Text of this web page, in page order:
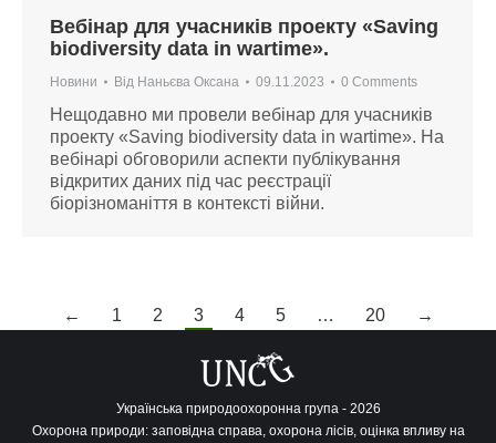
Вебінар для учасників проекту «Saving
biodiversity data in wartime».
Новини Від Наньєва Оксана 09.11.2023 0 Comments
Нещодавно ми провели вебінар для учасників
проекту «Saving biodiversity data in wartime». На
вебінарі обговорили аспекти публікування
відкритих даних під час реєстрації
біорізноманіття в контексті війни.
← 1 2 3 4 5 … 20 →
Українська природоохоронна група - 2026
Охорона природи: заповідна справа, охорона лісів, оцінка впливу на